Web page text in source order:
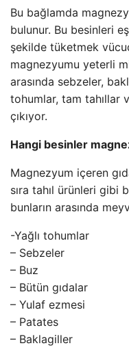
Bu bağlamda
bulunur. Bu besinleri
şekilde tüketmek
magnezyumu yeterli
arasında sebzeler,
tohumlar, tam tahıllar
çıkıyor.
Hangi besinler
Magnezyum içeren
sıra tahıl ürünleri gibi
bunların arasında
-Yağlı tohumlar
– Sebzeler
– Buz
– Bütün gıdalar
– Yulaf ezmesi
– Patates
– Baklagiller